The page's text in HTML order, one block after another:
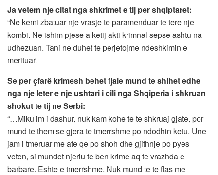
Ja vetem nje citat nga shkrimet e tij per shqiptaret:
“Ne kemi zbatuar nje vrasje te paramenduar te tere nje
kombi. Ne ishim pjese a ketij akti krimnal sepse ashtu na
udhezuan. Tani ne duhet te perjetojme ndeshkimin e
merituar.
Se per çfarë krimesh behet fjale mund te shihet edhe
nga nje leter e nje ushtari i cili nga Shqiperia i shkruan
shokut te tij ne Serbi:
“…Miku im i dashur, nuk kam kohe te te shkruaj gjate, por
mund te them se gjera te tmerrshme po ndodhin ketu. Une
jam i tmeruar me ate qe po shoh dhe gjithnje po pyes
veten, si mundet njeriu te ben krime aq te vrazhda e
barbare. Eshte e tmerrshme. Nuk mund te te flas me